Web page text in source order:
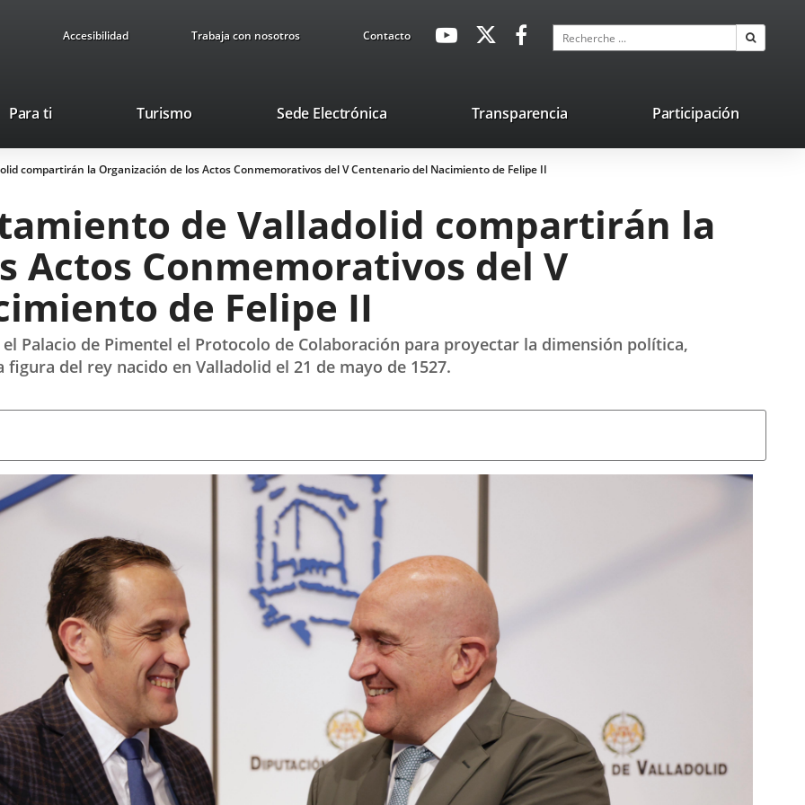
Accesibilidad Trabaja con nosotros ContactoavaHeaderSocial
Enlace
externa.
Enlace
aplicación
externa.
Enlace
aplicación
externa.
Recherche
Para ti TurismoEste
se
abrirá
una
ventana
Sede ElectrónicaEnlace
una
aplicación
Transparencia Participación
compartirán la Organización de los Actos Conmemorativos del V Centenario del Nacimiento de Felipe II
de Valladolid compartirán la
Actos Conmemorativos del V
de Felipe II
Palacio de Pimentel el Protocolo de Colaboración para proyectar la dimensión política,
del rey nacido en Valladolid el 21 de mayo de 1527.